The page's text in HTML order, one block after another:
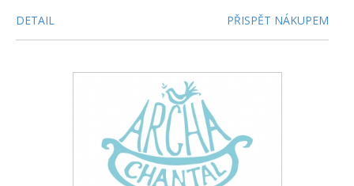
DETAIL PŘISPĚT NÁKUPEM